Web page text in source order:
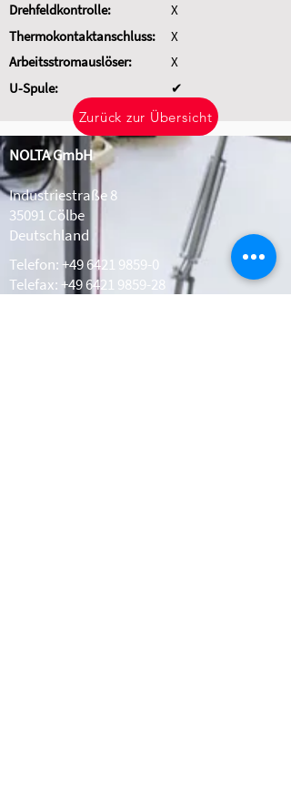
Drehfeldkontrolle:
Thermokontaktanschluss:
Arbeitsstromauslöser:
U-Spule:
X
X
X
✔
Zurück zur Übersicht
NOLTA GmbH
Industriestraße 8
35091 Cölbe
Deutschland
Telefon: +49 6421 9859-0
Telefax: +49 6421 9859-28